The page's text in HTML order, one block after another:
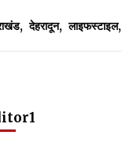
Of The Day 12 May
May 11, 2022
, देहरादून, लाइफस्टाइल,